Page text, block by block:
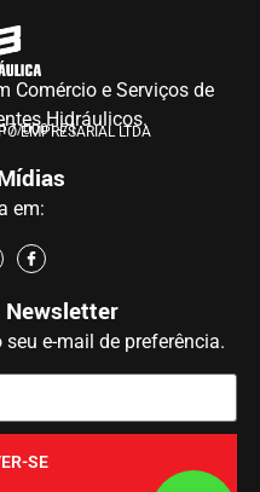
Comércio e Serviços de
Hidráulicos.
EMPRESARIAL LTDA
0001-71
em:
e-mail de preferência.
SE